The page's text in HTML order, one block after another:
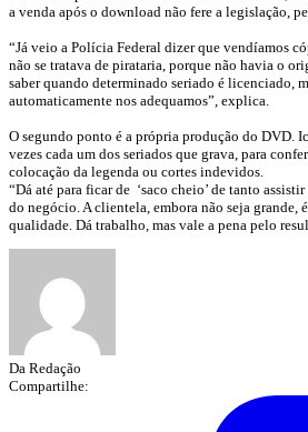
a venda após o download não fere a legislação,
“Já veio a Polícia Federal dizer que vendíamos
não se tratava de pirataria, porque não havia o
saber quando determinado seriado é licenciado,
automaticamente nos adequamos”, explica.
O segundo ponto é a própria produção do DVD.
vezes cada um dos seriados que grava, para
colocação da legenda ou cortes indevidos.
“Dá até para ficar de ‘saco cheio’ de tanto
do negócio. A clientela, embora não seja grande,
qualidade. Dá trabalho, mas vale a pena pelo
Da Redação
Compartilhe: